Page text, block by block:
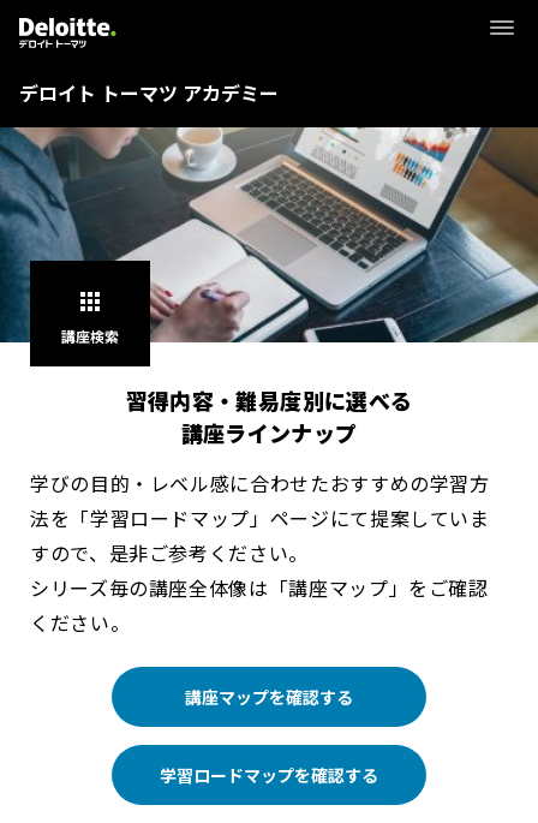
デロイト トーマツ アカデミー
apps
講座検索
習得内容・難易度別に選べる
講座ラインナップ
学びの目的・レベル感に合わせたおすすめの学習方
法を「学習ロードマップ」ページにて提案していま
すので、是非ご参考ください。
シリーズ毎の講座全体像は「講座マップ」をご確認
ください。
講座マップを確認する
学習ロードマップを確認する